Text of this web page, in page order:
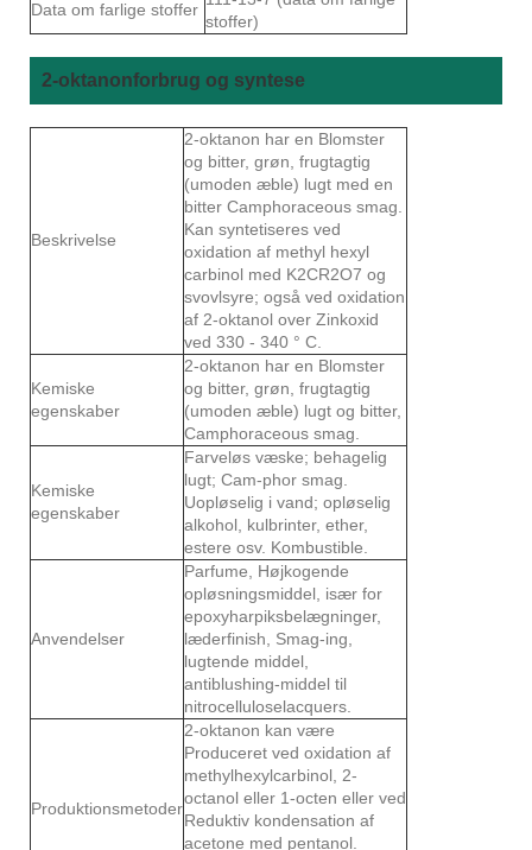
Data om farlige stoffer
stoffer)
2-oktanonforbrug og syntese
Beskrivelse
2-oktanon har en Blomster
og bitter, grøn, frugtagtig
(umoden æble) lugt med en
bitter Camphoraceous smag.
Kan syntetiseres ved
oxidation af methyl hexyl
carbinol med K2CR2O7 og
svovlsyre; også ved oxidation
af 2-oktanol over Zinkoxid
ved 330 - 340 ° C.
Kemiske
egenskaber
2-oktanon har en Blomster
og bitter, grøn, frugtagtig
(umoden æble) lugt og bitter,
Camphoraceous smag.
Kemiske
egenskaber
Farveløs væske; behagelig
lugt; Cam-phor smag.
Uopløselig i vand; opløselig
alkohol, kulbrinter, ether,
estere osv. Kombustible.
Anvendelser
Parfume, Højkogende
opløsningsmiddel, især for
epoxyharpiksbelægninger,
læderfinish, Smag-ing,
lugtende middel,
antiblushing-middel til
nitrocelluloselacquers.
Produktionsmetoder
2-oktanon kan være
Produceret ved oxidation af
methylhexylcarbinol, 2-
octanol eller 1-octen eller ved
Reduktiv kondensation af
acetone med pentanol.